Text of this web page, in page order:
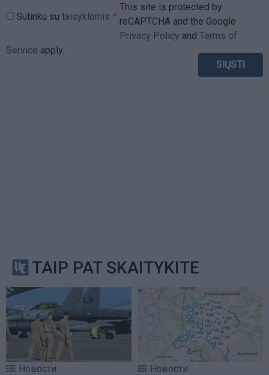
Sutinku su taisyklėmis
This site is protected by
reCAPTCHA and the Google
Privacy Policy and Terms of
Service apply.
TAIP PAT SKAITYKITE
Новости Новости